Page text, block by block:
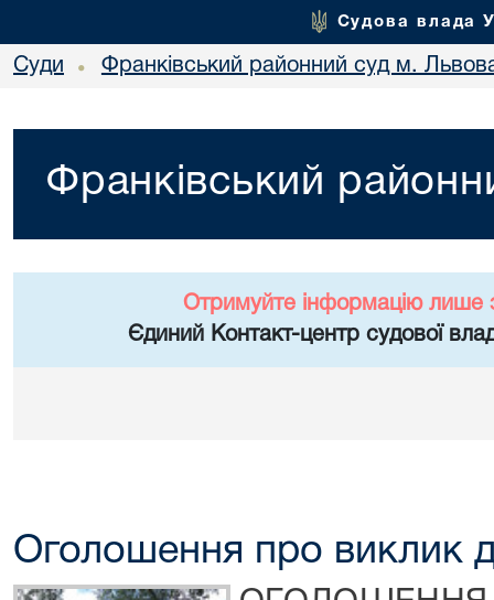
Судова влада
Суди • Франківський районний суд м.
Франківський
Отримуйте інформацію лише
Єдиний Контакт-центр судової
Оголошення про виклик